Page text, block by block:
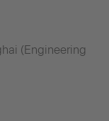
(Engineering